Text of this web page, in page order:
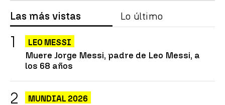
Las más vistas Lo último
LEO MESSI
Muere Jorge Messi, padre de Leo Messi, a
los 68 años
MUNDIAL 2026